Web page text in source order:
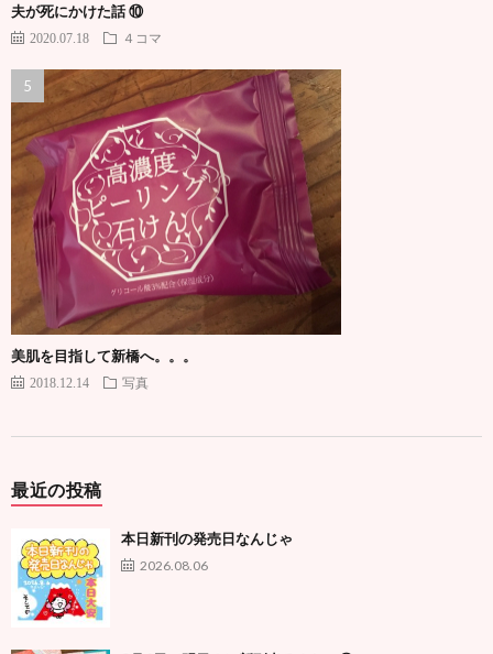
夫が死にかけた話 ⑩
2020.07.18 ４コマ
美肌を目指して新橋へ。。。
2018.12.14 写真
最近の投稿
本日新刊の発売日なんじゃ
2026.08.06